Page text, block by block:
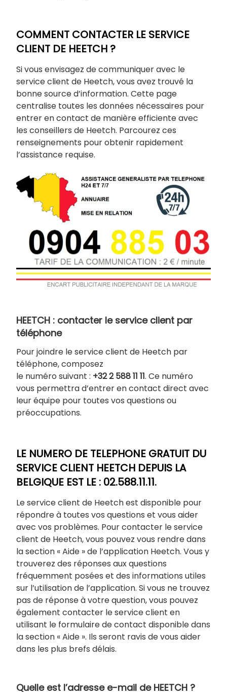
COMMENT CONTACTER LE SERVICE
CLIENT DE HEETCH ?
Si vous envisagez de communiquer avec le
service client de Heetch, vous avez trouvé la
bonne source d’information. Cette page
centralise toutes les données nécessaires pour
entrer en contact de manière efficiente avec
les conseillers de Heetch. Parcourez ces
renseignements pour obtenir rapidement
l’assistance requise.
HEETCH : contacter le service client par
téléphone
Pour joindre le service client de Heetch par
téléphone, composez
le numéro suivant : +32 2 588 11 11. Ce numéro
vous permettra d’entrer en contact direct avec
leur équipe pour toutes vos questions ou
préoccupations.
LE NUMERO DE TELEPHONE GRATUIT DU
SERVICE CLIENT HEETCH DEPUIS LA
BELGIQUE EST LE : 02.588.11.11.
Le service client de Heetch est disponible pour
répondre à toutes vos questions et vous aider
avec vos problèmes. Pour contacter le service
client de Heetch, vous pouvez vous rendre dans
la section « Aide » de l’application Heetch. Vous y
trouverez des réponses aux questions
fréquemment posées et des informations utiles
sur l’utilisation de l’application. Si vous ne trouvez
pas de réponse à votre question, vous pouvez
également contacter le service client en
utilisant le formulaire de contact disponible dans
la section « Aide ». Ils seront ravis de vous aider
dans les plus brefs délais.
Quelle est l’adresse e-mail de HEETCH ?